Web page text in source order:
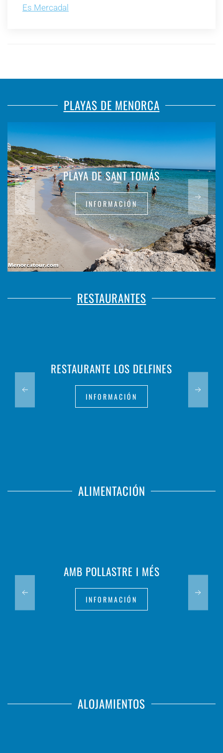
Es Mercadal
PLAYAS DE MENORCA
PLAYA DE SANT TOMÁS
INFORMACIÓN
RESTAURANTES
RESTAURANTE LOS DELFINES
INFORMACIÓN
ALIMENTACIÓN
AMB POLLASTRE I MÉS
INFORMACIÓN
ALOJAMIENTOS